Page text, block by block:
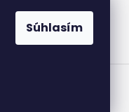
Súhlasím